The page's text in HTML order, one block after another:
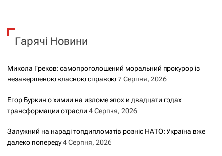
к
Гарячі Новини
Микола Греков: самопроголошений моральний прокурор із
незавершеною власною справою7 Серпня, 2026
Егор Буркин о химии на изломе эпох и двадцати годах
трансформации отрасли 4 Серпня, 2026
Залужний на нараді топдипломатів розніс НАТО: Україна вже
далеко попереду4 Серпня, 2026